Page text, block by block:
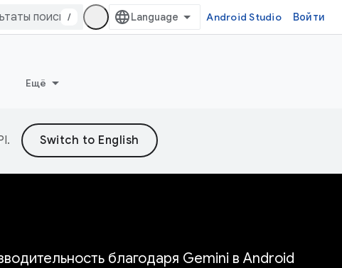
/ Android Studio Войти
Ещё
.
благодаря Gemini в Android